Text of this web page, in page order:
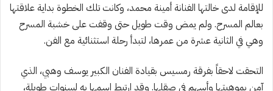
للإقامة لدى خالتها الفنانة أمينة محمد، وكانت تلك الخطوة بداية علاقتها
بعالم المسرح. ولم يمض وقت طويل حتى وقفت على خشبة المسرح
وهي في الثانية عشرة من عمرها، لتبدأ رحلة استثنائية مع الفن.
التحقت لاحقاً بفرقة رمسيس بقيادة الفنان الكبير يوسف وهبي، الذي
آمن بموهبتها وأسهم في صقلها. وقد ارتبط اسمها به لسنوات طويلة،